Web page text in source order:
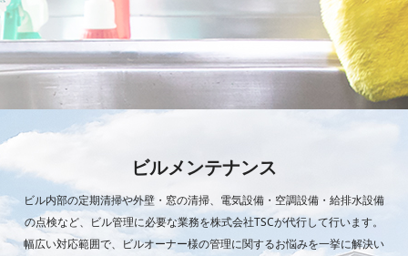
ビルメンテナンス
ビル内部の定期清掃や外壁・窓の清掃、電気設備・空調設備・給排水設備
の点検など、ビル管理に必要な業務を株式会社TSCが代行して行います。
幅広い対応範囲で、ビルオーナー様の管理に関するお悩みを一挙に解決い